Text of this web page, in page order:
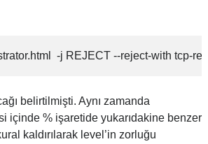
-j REJECT --reject-with tcp-
belirtilmişti. Aynı zamanda
içinde % işaretide yukarıdakine benzer
kaldırılarak level’in zorluğu